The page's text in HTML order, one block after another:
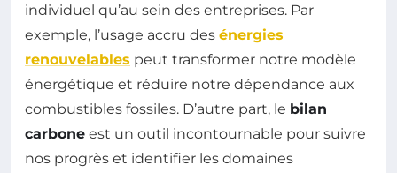
individuel qu’au sein des entreprises. Par
exemple, l’usage accru des énergies
renouvelables peut transformer notre modèle
énergétique et réduire notre dépendance aux
combustibles fossiles. D’autre part, le bilan
carbone est un outil incontournable pour suivre
nos progrès et identifier les domaines